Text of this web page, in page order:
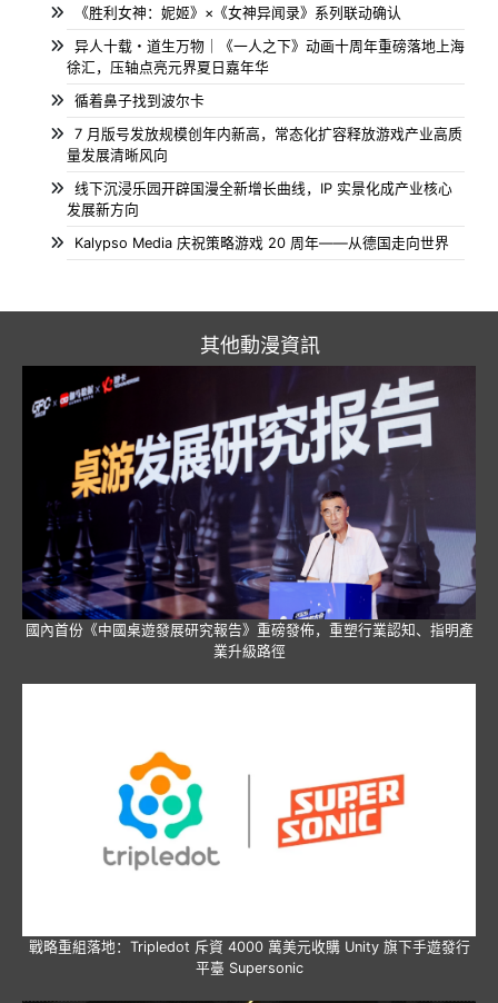
《胜利女神：妮姬》×《女神异闻录》系列联动确认
异人十载・道生万物｜《一人之下》动画十周年重磅落地上海
徐汇，压轴点亮元界夏日嘉年华
循着鼻子找到波尔卡
7 月版号发放规模创年内新高，常态化扩容释放游戏产业高质
量发展清晰风向
线下沉浸乐园开辟国漫全新增长曲线，IP 实景化成产业核心
发展新方向
Kalypso Media 庆祝策略游戏 20 周年——从德国走向世界
其他動漫資訊
國內首份《中國桌遊發展研究報告》重磅發佈，重塑行業認知、指明產
業升級路徑
戰略重組落地：Tripledot 斥資 4000 萬美元收購 Unity 旗下手遊發行
平臺 Supersonic